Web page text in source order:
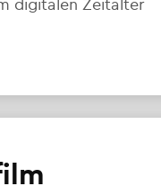
digitalen Zeitalter